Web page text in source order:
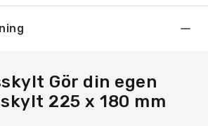
Gör din egen
225 x 180 mm